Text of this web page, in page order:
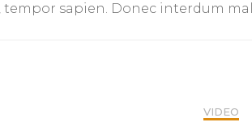
sapien. Donec interdum
VIDEO